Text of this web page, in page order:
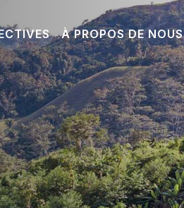
À PROPOS DE NOUS